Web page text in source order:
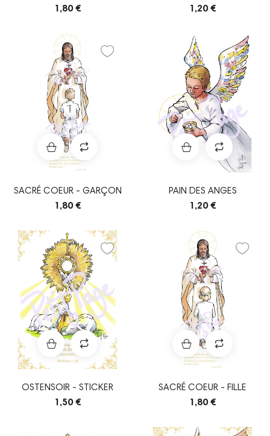
1,80 € 1,20 €
SACRÉ COEUR - GARÇON
1,80 €
PAIN DES ANGES
1,20 €
OSTENSOIR - STICKER
1,50 €
SACRÉ COEUR - FILLE
1,80 €